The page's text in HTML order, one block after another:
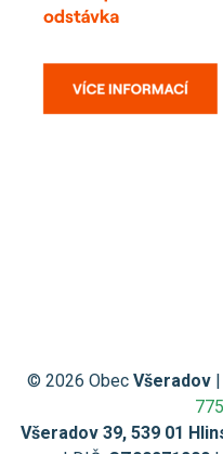
© 2026 Obec Všeradov|
Všeradov 39, 539 01